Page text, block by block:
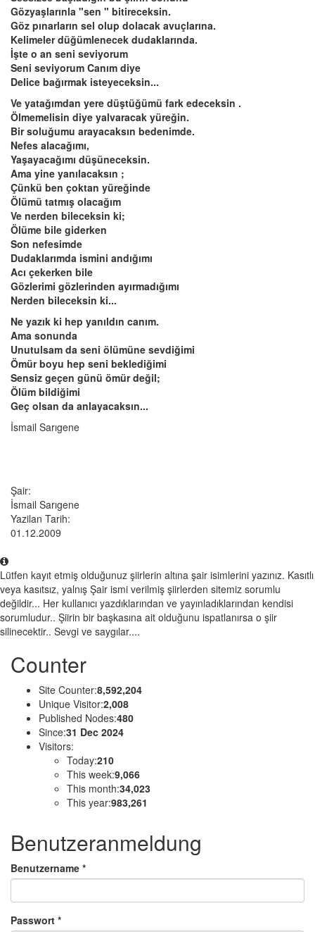
Gözyaşlarınla "sen " bitireceksin.
Göz pınarların sel olup dolacak avuçlarına.
Kelimeler düğümlenecek dudaklarında.
İşte o an seni seviyorum
Seni seviyorum Canım diye
Delice bağırmak isteyeceksin...
Ve yatağımdan yere düştüğümü fark edeceksin .
Ölmemelisin diye yalvaracak yüreğin.
Bir soluğumu arayacaksın bedenimde.
Nefes alacağımı,
Yaşayacağımı düşüneceksin.
Ama yine yanılacaksın ;
Çünkü ben çoktan yüreğinde
Ölümü tatmış olacağım
Ve nerden bileceksin ki;
Ölüme bile giderken
Son nefesimde
Dudaklarımda ismini andığımı
Acı çekerken bile
Gözlerimi gözlerinden ayırmadığımı
Nerden bileceksin ki...
Ne yazık ki hep yanıldın canım.
Ama sonunda
Unutulsam da seni ölümüne sevdiğimi
Ömür boyu hep seni beklediğimi
Sensiz geçen günü ömür değil;
Ölüm bildiğimi
Geç olsan da anlayacaksın...
İsmail Sarıgene
Şair:
İsmail Sarıgene
Yazilan Tarih:
01.12.2009
Lütfen kayıt etmiş olduğunuz şiirlerin altına şair isimlerini yazınız. Kasıtlı
veya kasıtsız, yalnış Şair ismi verilmiş şiirlerden sitemiz sorumlu
değildir... Her kullanıcı yazdıklarından ve yayınladıklarından kendisi
sorumludur.. Şiirin bir başkasına ait olduğunu ispatlanırsa o şiir
silinecektir.. Sevgi ve saygılar....
Counter
Site Counter:8,592,204
Unique Visitor:2,008
Published Nodes:480
Since:31 Dec 2024
Visitors:
Today:210
This week:9,066
This month:34,023
This year:983,261
Benutzeranmeldung
Benutzername *
Passwort *